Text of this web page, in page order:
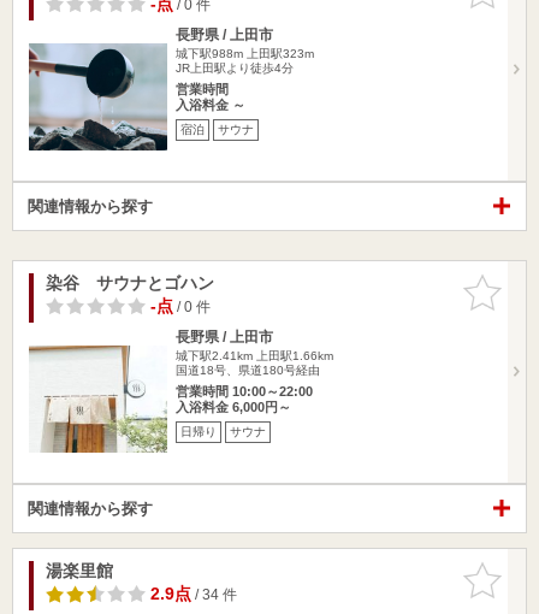
-点/ 0 件
長野県 / 上田市
城下駅988m
上田駅323m
JR上田駅より徒歩4分
営業時間
入浴料金 ～
宿泊 サウナ
関連情報から探す
お気に入
りに追加
染谷 サウナとゴハン
-点/ 0 件
長野県 / 上田市
城下駅2.41km
上田駅1.66km
国道18号、県道180号経由
営業時間 10:00～22:00
入浴料金 6,000円～
日帰り サウナ
関連情報から探す
お気に入
りに追加
湯楽里館
2.9点/ 34 件